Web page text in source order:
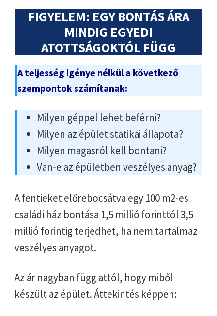
FIGYELEM: EGY BONTÁS ÁRA
MINDIG EGYEDI
ATOTTSÁGOKTÓL FÜGG
A teljesség igénye nélkül a következő
szempontok számítanak:
Milyen géppel lehet beférni?
Milyen az épület statikai állapota?
Milyen magasról kell bontani?
Van-e az épületben veszélyes anyag?
A fentieket előrebocsátva egy 100 m2-es
családi ház bontása 1,5 millió forinttól 3,5
millió forintig terjedhet, ha nem tartalmaz
veszélyes anyagot.
Az ár nagyban függ attól, hogy miből
készült az épület. Áttekintés képpen: